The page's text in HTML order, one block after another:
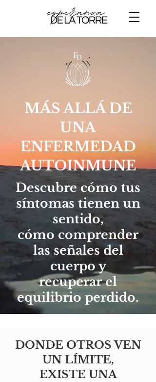
MÁS ALLÁ DE
UNA
ENFERMEDAD
AUTOINMUNE
Descubre cómo tus
síntomas tienen un
sentido,
cómo comprender
las señales del
cuerpo y
recuperar el
equilibrio perdido.
DONDE OTROS VEN
UN LÍMITE,
EXISTE UNA